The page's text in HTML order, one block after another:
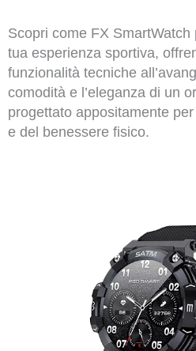
Scopri come FX
tua esperienza sportiva,
funzionalità tecniche
comodità e l’eleganza di un
progettato appositamente
e del benessere fisico.